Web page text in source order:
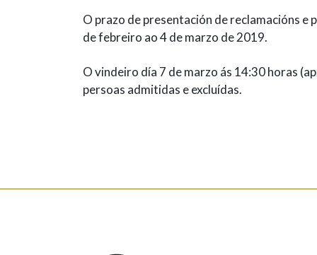
O prazo de presentación de reclamacións
de febreiro ao 4 de marzo de 2019.
O vindeiro día 7 de marzo ás 14:30 horas
persoas admitidas e excluídas.